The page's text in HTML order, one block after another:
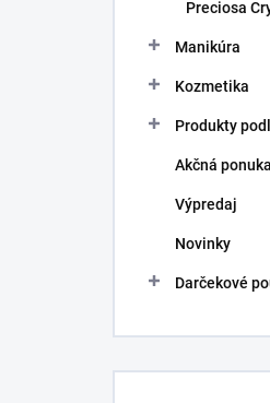
Preciosa
Manikúra
Kozmetika
Produkty
Akčná ponuka
Výpredaj
Novinky
Darčekové